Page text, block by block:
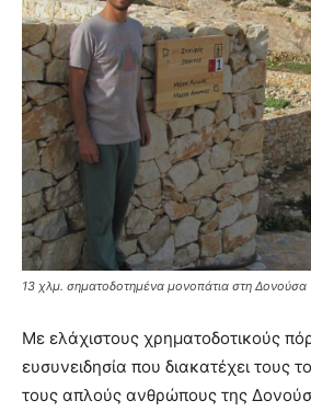
13 χλμ. σηματοδοτημένα μονοπάτια στη Δονούσα
Με ελάχιστους χρηματοδοτικούς
ευσυνειδησία που διακατέχει τους
τους απλούς ανθρώπους της